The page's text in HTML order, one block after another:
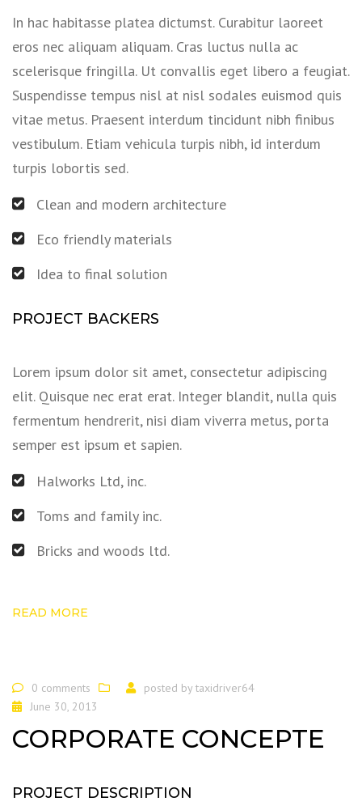
In hac habitasse platea dictumst. Curabitur laoreet
eros nec aliquam aliquam. Cras luctus nulla ac
scelerisque fringilla. Ut convallis eget libero a feugiat.
Suspendisse tempus nisl at nisl sodales euismod quis
vitae metus. Praesent interdum tincidunt nibh finibus
vestibulum. Etiam vehicula turpis nibh, id interdum
turpis lobortis sed.
Clean and modern architecture
Eco friendly materials
Idea to final solution
PROJECT BACKERS
Lorem ipsum dolor sit amet, consectetur adipiscing
elit. Quisque nec erat erat. Integer blandit, nulla quis
fermentum hendrerit, nisi diam viverra metus, porta
semper est ipsum et sapien.
Halworks Ltd, inc.
Toms and family inc.
Bricks and woods ltd.
READ MORE
0 comments posted by taxidriver64
June 30, 2013
CORPORATE CONCEPTE
PROJECT DESCRIPTION